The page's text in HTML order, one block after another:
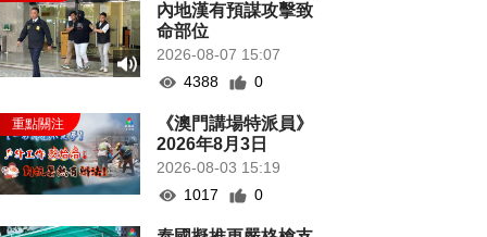
內地漢有預謀攻擊致
命部位
2026-08-07 15:07
4388
0
《澳門講場特派員》
2026年8月3日
2026-08-03 15:19
1017
0